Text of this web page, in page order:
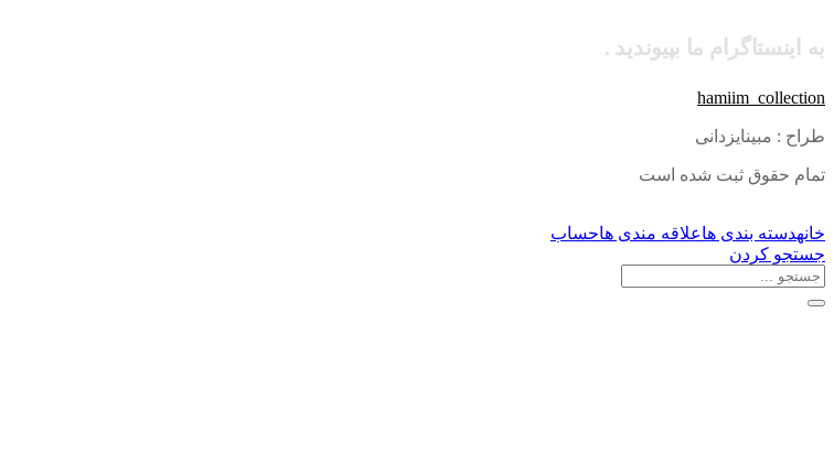
به اینستاگرام ما بپیوندید .
hamiim_collection
طراح : مبینایزدانی
تمام حقوق ثبت شده است
خانهدسته بندی هاعلاقه مندی هاحساب
جستجو کردن